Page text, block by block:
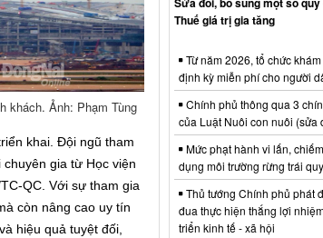
khách. Ảnh: Phạm Tùng
khai. Đội ngũ tham
gia từ Học viện
QC. Với sự tham gia
còn nâng cao uy tín
hiệu quả tuyệt đối,
Thuế giá trị gia tăng
Từ năm 2026, tổ chức
định kỳ miễn phí cho người
Chính phủ thông qua 3
của Luật Nuôi con nuôi (sửa
Mức phạt hành vi lấn,
dụng môi trường rừng trái
Thủ tướng Chính phủ phát
đua thực hiện thắng lợi
triển kinh tế - xã hội